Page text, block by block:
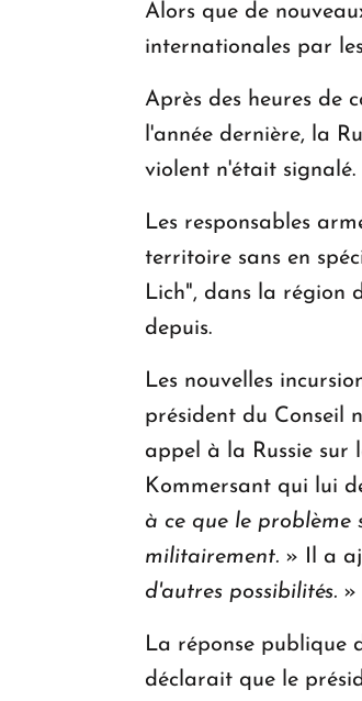
Alors que de
internationales par
Après des heures de
l'année dernière, la
violent n'était signalé.
Les responsables
territoire sans en
Lich", dans la région
depuis.
Les nouvelles
président du Conseil
appel à la Russie sur
Kommersant qui lui
à ce que le problème
militairement. » Il a
d'autres possibilités. »
La réponse publique
déclarait que le